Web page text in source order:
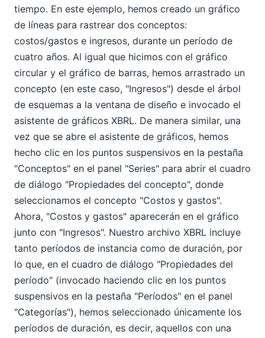
tiempo. En este ejemplo, hemos creado un gráfico
de líneas para rastrear dos conceptos:
costos/gastos e ingresos, durante un período de
cuatro años. Al igual que hicimos con el gráfico
circular y el gráfico de barras, hemos arrastrado un
concepto (en este caso, "Ingresos") desde el árbol
de esquemas a la ventana de diseño e invocado el
asistente de gráficos XBRL. De manera similar, una
vez que se abre el asistente de gráficos, hemos
hecho clic en los puntos suspensivos en la pestaña
"Conceptos" en el panel "Series" para abrir el cuadro
de diálogo "Propiedades del concepto", donde
seleccionamos el concepto "Costos y gastos".
Ahora, "Costos y gastos" aparecerán en el gráfico
junto con "Ingresos". Nuestro archivo XBRL incluye
tanto períodos de instancia como de duración, por
lo que, en el cuadro de diálogo "Propiedades del
período" (invocado haciendo clic en los puntos
suspensivos en la pestaña "Períodos" en el panel
"Categorías"), hemos seleccionado únicamente los
períodos de duración, es decir, aquellos con una